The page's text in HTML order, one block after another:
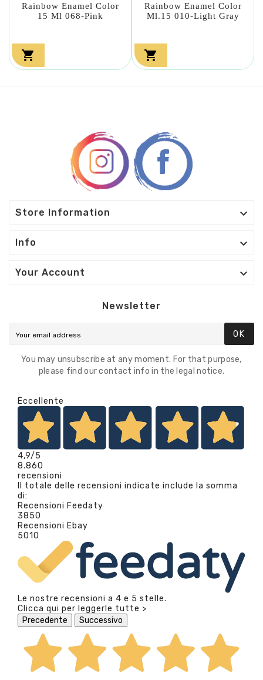
Rainbow Enamel Color
15 Ml 068-Pink

Rainbow Enamel Color
Ml.15 010-Light Gray

Store Information 
Info 
Your Account 
Newsletter
OK
You may unsubscribe at any moment. For that purpose,
please find our contact info in the legal notice.
Eccellente
4,9/5
8.860
recensioni
Il totale delle recensioni indicate include la somma
di:
Recensioni Feedaty
3850
Recensioni Ebay
5010
Le nostre recensioni a 4 e 5 stelle.
Clicca qui per leggerle tutte >
Precedente
Successivo